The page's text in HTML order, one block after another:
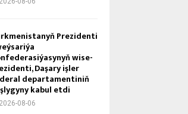
Prezidenti
wise-
Daşary işler
departamentiniň
kabul etdi
2026-08-06